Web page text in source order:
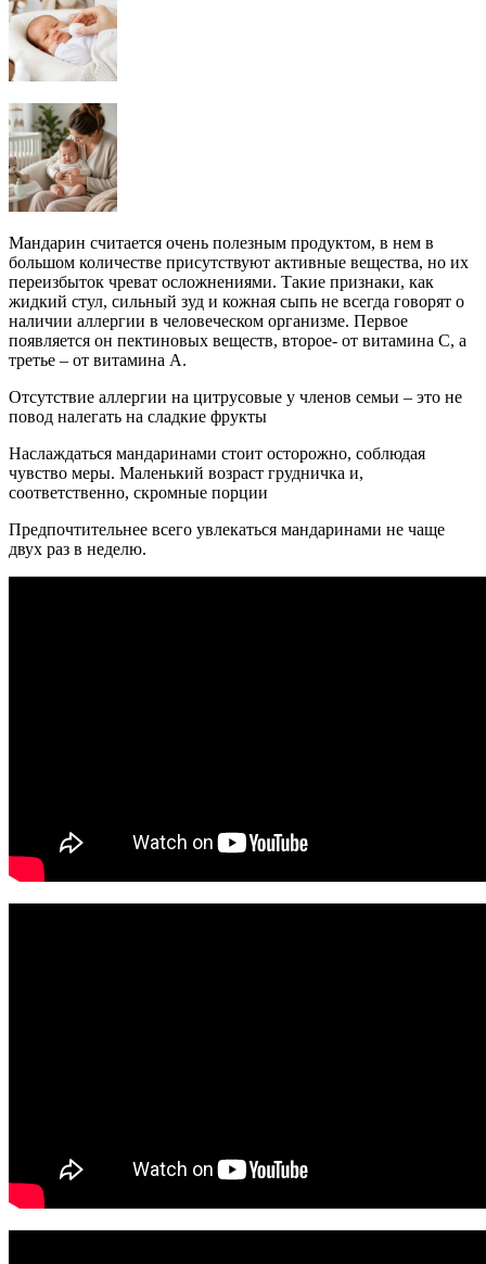
Мандарин считается очень полезным продуктом, в нем в
большом количестве присутствуют активные вещества, но их
переизбыток чреват осложнениями. Такие признаки, как
жидкий стул, сильный зуд и кожная сыпь не всегда говорят о
наличии аллергии в человеческом организме. Первое
появляется он пектиновых веществ, второе- от витамина С, а
третье – от витамина А.
Отсутствие аллергии на цитрусовые у членов семьи – это не
повод налегать на сладкие фрукты
Наслаждаться мандаринами стоит осторожно, соблюдая
чувство меры. Маленький возраст грудничка и,
соответственно, скромные порции
Предпочтительнее всего увлекаться мандаринами не чаще
двух раз в неделю.